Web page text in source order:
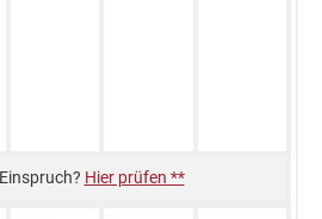
Hier prüfen **